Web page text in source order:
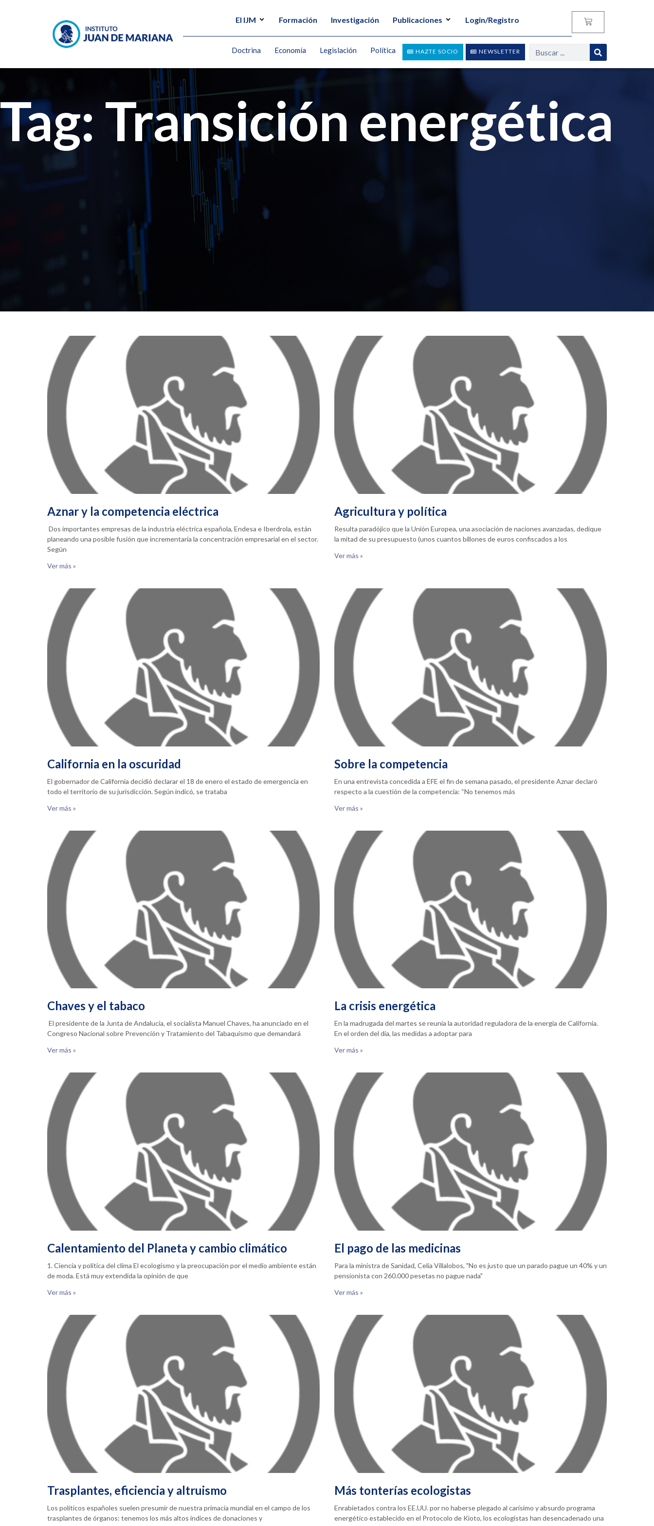
El IJM Formación Investigación Publicaciones Login/Registro
NEWSLETTER
HAZTE SOCIO
Doctrina Economía Legislación Política
Tag: Transición energética
Aznar y la competencia eléctrica
Dos importantes empresas de la industria eléctrica española, Endesa e Iberdrola, están
planeando una posible fusión que incrementaría la concentración empresarial en el sector.
Según
Ver más »
Agricultura y política
Resulta paradójico que la Unión Europea, una asociación de naciones avanzadas, dedique
la mitad de su presupuesto (unos cuantos billones de euros confiscados a los
Ver más »
California en la oscuridad
El gobernador de California decidió declarar el 18 de enero el estado de emergencia en
todo el territorio de su jurisdicción. Según indicó, se trataba
Ver más »
Sobre la competencia
En una entrevista concedida a EFE el fin de semana pasado, el presidente Aznar declaró
respecto a la cuestión de la competencia: “No tenemos más
Ver más »
Chaves y el tabaco
El presidente de la Junta de Andalucía, el socialista Manuel Chaves, ha anunciado en el
Congreso Nacional sobre Prevención y Tratamiento del Tabaquismo que demandará
Ver más »
La crisis energética
En la madrugada del martes se reunía la autoridad reguladora de la energia de California.
En el orden del día, las medidas a adoptar para
Ver más »
Calentamiento del Planeta y cambio climático
1. Ciencia y política del clima El ecologismo y la preocupación por el medio ambiente están
de moda. Está muy extendida la opinión de que
Ver más »
El pago de las medicinas
Para la ministra de Sanidad, Celia Villalobos, "No es justo que un parado pague un 40% y un
pensionista con 260.000 pesetas no pague nada"
Ver más »
Trasplantes, eficiencia y altruismo
Los políticos españoles suelen presumir de nuestra primacía mundial en el campo de los
trasplantes de órganos: tenemos los más altos índices de donaciones y
Más tonterías ecologistas
Enrabietados contra los EE.UU. por no haberse plegado al carísimo y absurdo programa
energético establecido en el Protocolo de Kioto, los ecologistas han desencadenado una